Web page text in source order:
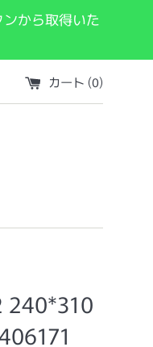
から取得いた
カート (0)